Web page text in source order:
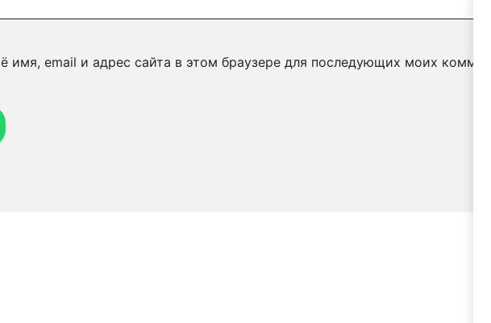
имя, email и адрес сайта в этом браузере для последующих моих